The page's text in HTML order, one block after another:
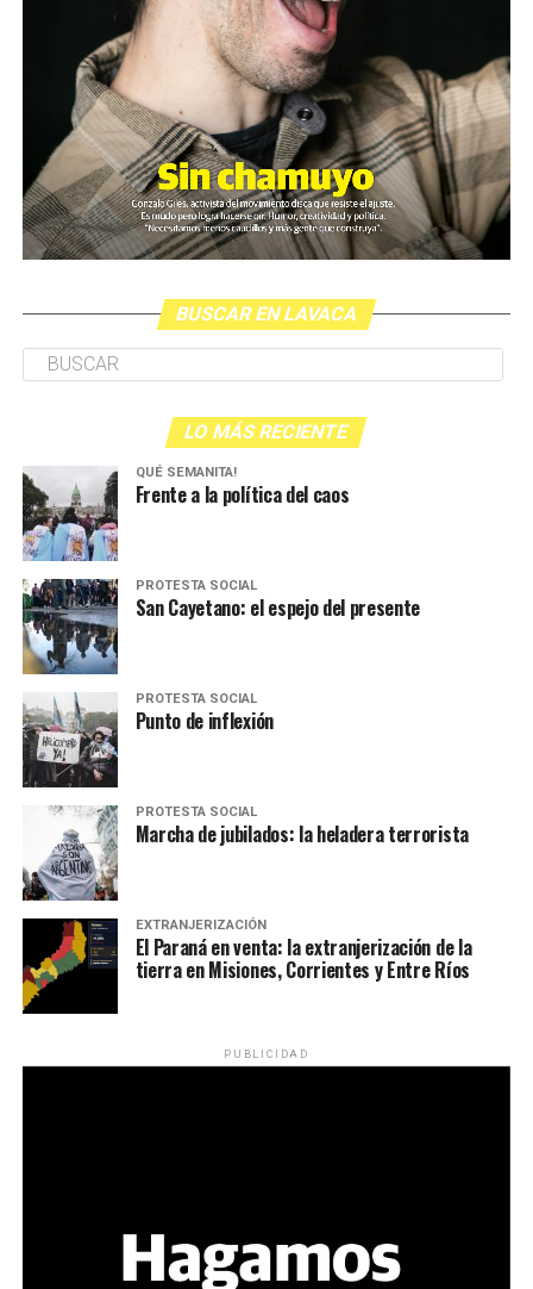
BUSCAR EN LAVACA
LO MÁS RECIENTE
QUÉ SEMANITA!
Frente a la política del caos
PROTESTA SOCIAL
San Cayetano: el espejo del presente
PROTESTA SOCIAL
Punto de inflexión
PROTESTA SOCIAL
Marcha de jubilados: la heladera terrorista
EXTRANJERIZACIÓN
El Paraná en venta: la extranjerización de la
tierra en Misiones, Corrientes y Entre Ríos
PUBLICIDAD